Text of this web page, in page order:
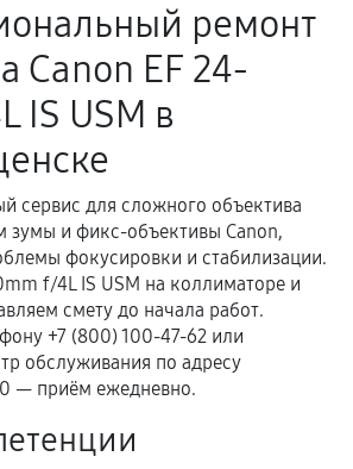
детали при
эксплуатации в течение
срока.
комплектующей заявленным
характеристикам.
для подтверждения
талон.
работ с датой, перечнем
гарантии.
установленные комплектующие
ремонт
Canon EF 24-
IS USM в
сервис для сложного объектива
зумы и фикс-объективы Canon,
фокусировки и стабилизации.
f/4L IS USM на коллиматоре и
смету до начала работ.
+7 (800) 100-47-62 или
обслуживания по адресу
— приём ежедневно.